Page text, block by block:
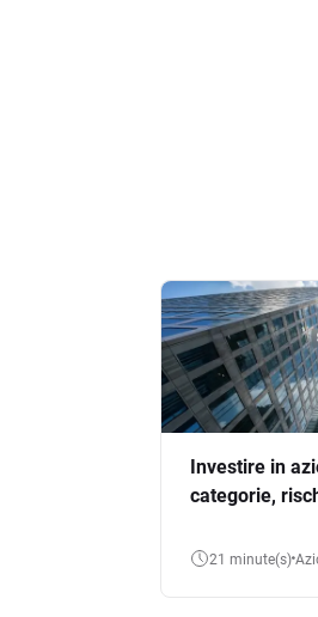
Investire in
categorie,
21 minute(s)